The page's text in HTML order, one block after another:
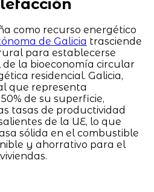
como recurso energético
de Galicia trasciende
para establecerse
la bioeconomía circular
residencial. Galicia,
que representa
de su superficie,
tasas de productividad
de la UE, lo que
sólida en el combustible
y ahorrativo para el